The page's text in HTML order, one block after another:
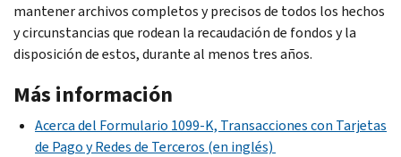
mantener archivos completos y precisos de todos los hechos
y circunstancias que rodean la recaudación de fondos y la
disposición de estos, durante al menos tres años.
Más información
Acerca del Formulario 1099-K, Transacciones con Tarjetas
de Pago y Redes de Terceros (en inglés)